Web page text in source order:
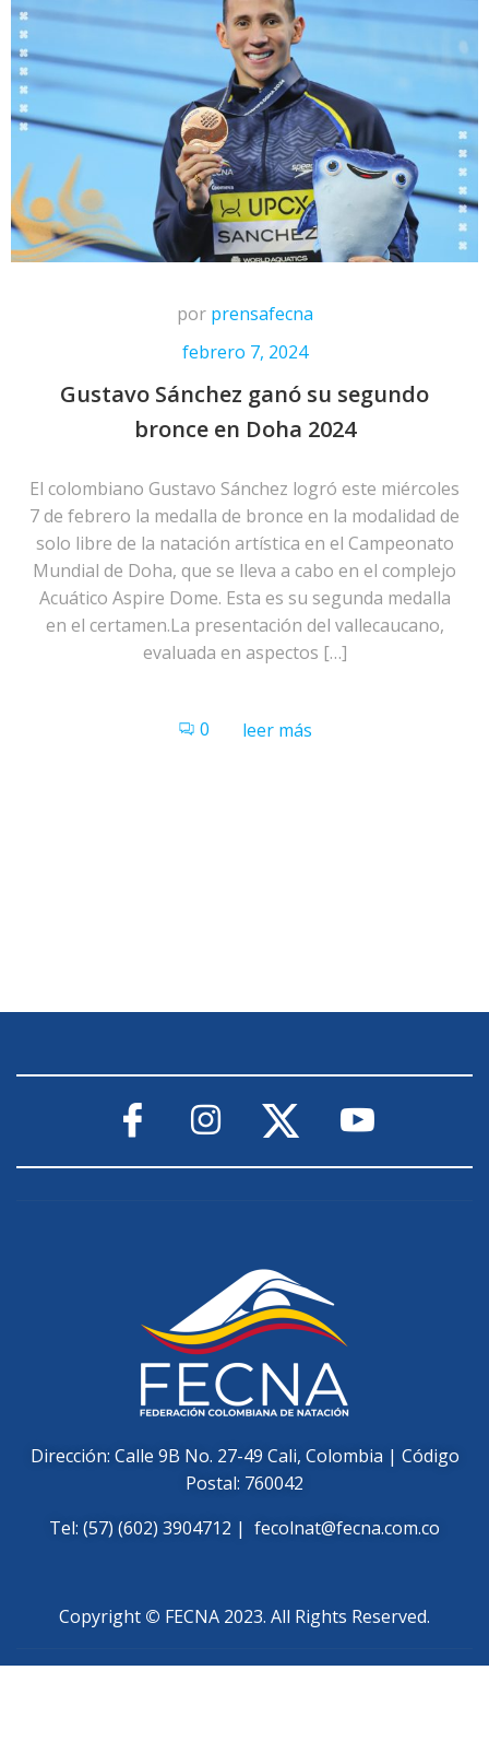
por prensafecna
febrero 7, 2024
Gustavo Sánchez ganó su segundo
bronce en Doha 2024
El colombiano Gustavo Sánchez logró este miércoles
7 de febrero la medalla de bronce en la modalidad de
solo libre de la natación artística en el Campeonato
Mundial de Doha, que se lleva a cabo en el complejo
Acuático Aspire Dome. Esta es su segunda medalla
en el certamen.La presentación del vallecaucano,
evaluada en aspectos […]
0 leer más
Dirección: Calle 9B No. 27-49 Cali, Colombia | Código
Postal: 760042
Tel: (57) (602) 3904712 | fecolnat@fecna.com.co
Copyright © FECNA 2023. All Rights Reserved.